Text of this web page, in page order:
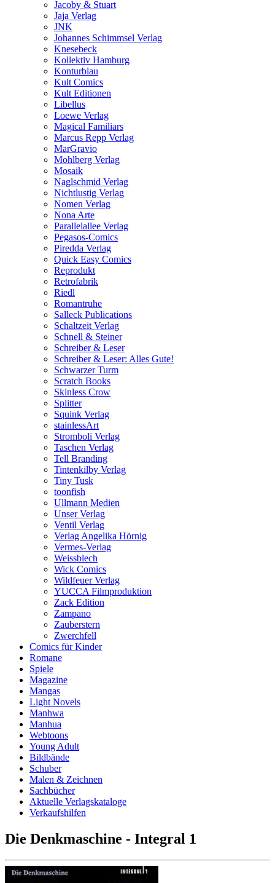
Jacoby & Stuart
Jaja Verlag
JNK
Johannes Schimmsel Verlag
Knesebeck
Kollektiv Hamburg
Konturblau
Kult Comics
Kult Editionen
Libellus
Loewe Verlag
Magical Familiars
Marcus Repp Verlag
MarGravio
Mohlberg Verlag
Mosaik
Naglschmid Verlag
Nichtlustig Verlag
Nomen Verlag
Nona Arte
Parallelallee Verlag
Pegasos-Comics
Piredda Verlag
Quick Easy Comics
Reprodukt
Retrofabrik
Riedl
Romantruhe
Salleck Publications
Schaltzeit Verlag
Schnell & Steiner
Schreiber & Leser
Schreiber & Leser: Alles Gute!
Schwarzer Turm
Scratch Books
Skinless Crow
Splitter
Squink Verlag
stainlessArt
Stromboli Verlag
Taschen Verlag
Tell Branding
Tintenkilby Verlag
Tiny Tusk
toonfish
Ullmann Medien
Unser Verlag
Ventil Verlag
Verlag Angelika Hörnig
Vermes-Verlag
Weissblech
Wick Comics
Wildfeuer Verlag
YUCCA Filmproduktion
Zack Edition
Zampano
Zauberstern
Zwerchfell
Comics für Kinder
Romane
Spiele
Magazine
Mangas
Light Novels
Manhwa
Manhua
Webtoons
Young Adult
Bildbände
Schuber
Malen & Zeichnen
Sachbücher
Aktuelle Verlagskataloge
Verkaufshilfen
Die Denkmaschine - Integral 1